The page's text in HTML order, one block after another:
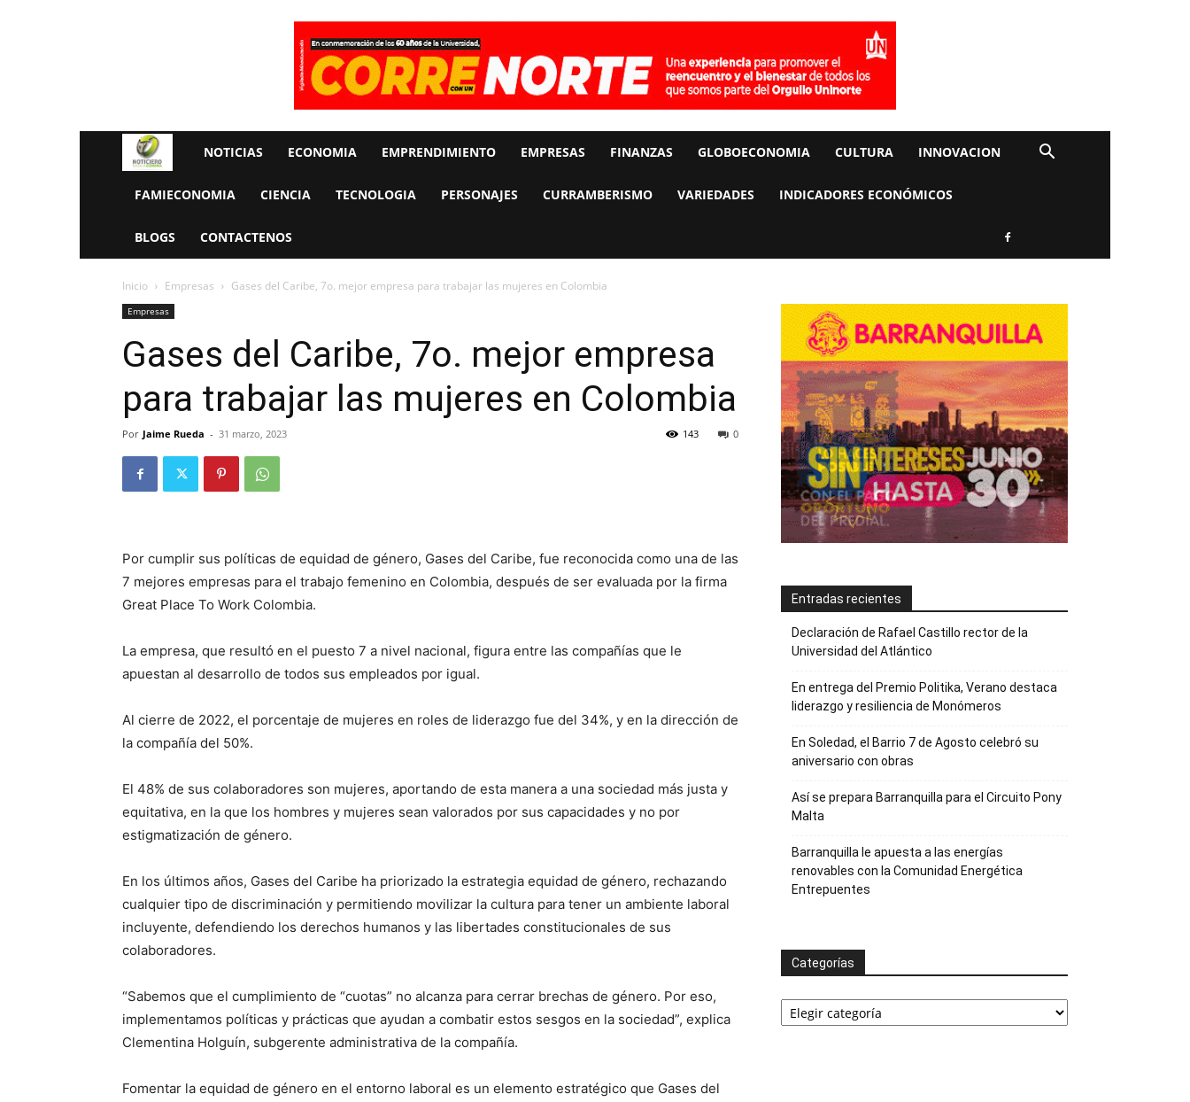
Rueda
La
Economia
NOTICIAS ECONOMIA EMPRENDIMIENTO EMPRESAS FINANZAS GLOBOECONOMIA CULTURA INNOVACION
FAMIECONOMIA CIENCIA TECNOLOGIA PERSONAJES CURRAMBERISMO VARIEDADES INDICADORES ECONÓMICOS
BLOGS CONTACTENOS
Inicio Empresas Gases del Caribe, 7o. mejor empresa para trabajar las mujeres en Colombia
Empresas
Gases del Caribe, 7o. mejor empresa
para trabajar las mujeres en Colombia
Por Jaime Rueda - 31 marzo, 2023 0
143
Por cumplir sus políticas de equidad de género, Gases del Caribe, fue reconocida como una de las
7 mejores empresas para el trabajo femenino en Colombia, después de ser evaluada por la firma
Great Place To Work Colombia.
La empresa, que resultó en el puesto 7 a nivel nacional, figura entre las compañías que le
apuestan al desarrollo de todos sus empleados por igual.
Al cierre de 2022, el porcentaje de mujeres en roles de liderazgo fue del 34%, y en la dirección de
la compañía del 50%.
El 48% de sus colaboradores son mujeres, aportando de esta manera a una sociedad más justa y
equitativa, en la que los hombres y mujeres sean valorados por sus capacidades y no por
estigmatización de género.
En los últimos años, Gases del Caribe ha priorizado la estrategia equidad de género, rechazando
cualquier tipo de discriminación y permitiendo movilizar la cultura para tener un ambiente laboral
incluyente, defendiendo los derechos humanos y las libertades constitucionales de sus
colaboradores.
“Sabemos que el cumplimiento de “cuotas” no alcanza para cerrar brechas de género. Por eso,
implementamos políticas y prácticas que ayudan a combatir estos sesgos en la sociedad”, explica
Clementina Holguín, subgerente administrativa de la compañía.
Fomentar la equidad de género en el entorno laboral es un elemento estratégico que Gases del
Entradas recientes
Declaración de Rafael Castillo rector de la
Universidad del Atlántico
En entrega del Premio Politika, Verano destaca
liderazgo y resiliencia de Monómeros
En Soledad, el Barrio 7 de Agosto celebró su
aniversario con obras
Así se prepara Barranquilla para el Circuito Pony
Malta
Barranquilla le apuesta a las energías
renovables con la Comunidad Energética
Entrepuentes
Categorías
Categorías